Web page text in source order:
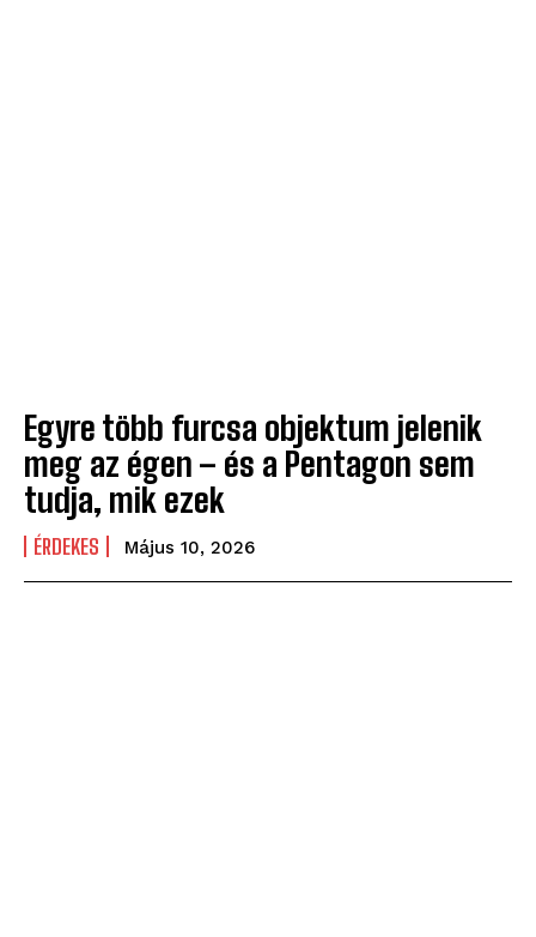
Egyre több furcsa objektum jelenik
meg az égen – és a Pentagon sem
tudja, mik ezek
ÉRDEKES Május 10, 2026